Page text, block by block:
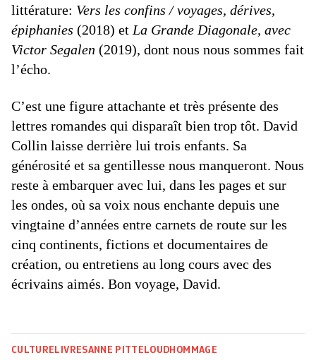
littérature: Vers les confins / voyages, dérives,
épiphanies (2018) et La Grande Diagonale, avec
Victor Segalen (2019), dont nous nous sommes fait
l’écho.
C’est une figure attachante et très présente des
lettres romandes qui disparaît bien trop tôt. David
Collin laisse derrière lui trois enfants. Sa
générosité et sa gentillesse nous manqueront. Nous
reste à embarquer avec lui, dans les pages et sur
les ondes, où sa voix nous enchante depuis une
vingtaine d’années entre carnets de route sur les
cinq continents, fictions et documentaires de
création, ou entretiens au long cours avec des
écrivains aimés. Bon voyage, David.
CULTURE LIVRESANNE PITTELOUD HOMMAGE